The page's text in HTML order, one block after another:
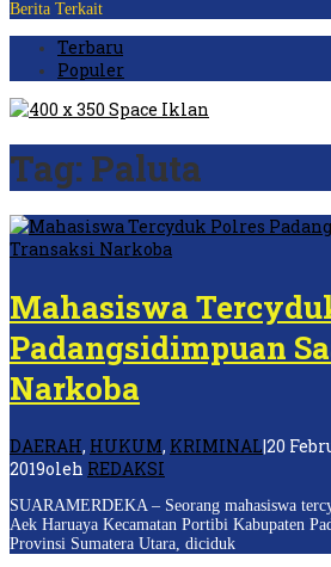
Berita Terkait
Terbaru
Populer
Tag: Paluta
Mahasiswa
Padangsidimpuan
Narkoba
DAERAH, HUKUM, KRIMINAL|20
2019oleh REDAKSI
SUARAMERDEKA – Seorang mahasiswa
Aek Haruaya Kecamatan Portibi Kabupaten
Provinsi Sumatera Utara, diciduk